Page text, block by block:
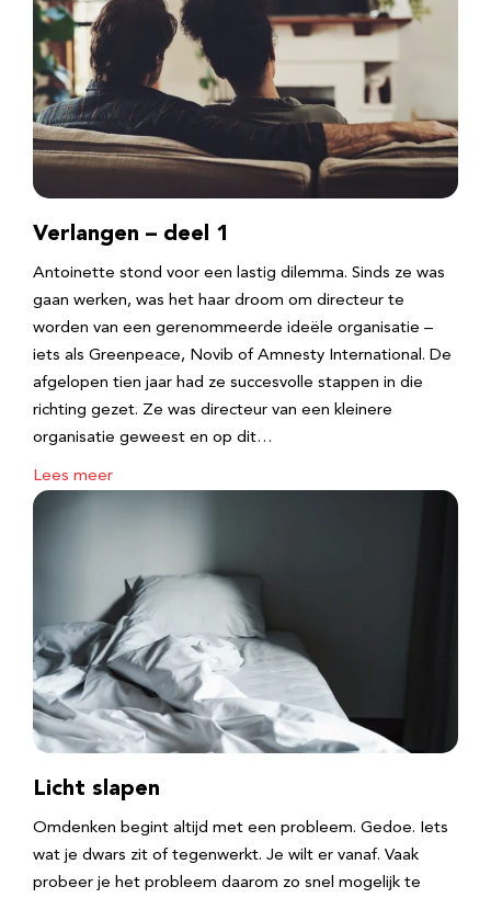
Verlangen – deel 1
Antoinette stond voor een lastig dilemma. Sinds ze was
gaan werken, was het haar droom om directeur te
worden van een gerenommeerde ideële organisatie –
iets als Greenpeace, Novib of Amnesty International. De
afgelopen tien jaar had ze succesvolle stappen in die
richting gezet. Ze was directeur van een kleinere
organisatie geweest en op dit…
Lees meer
Licht slapen
Omdenken begint altijd met een probleem. Gedoe. Iets
wat je dwars zit of tegenwerkt. Je wilt er vanaf. Vaak
probeer je het probleem daarom zo snel mogelijk te